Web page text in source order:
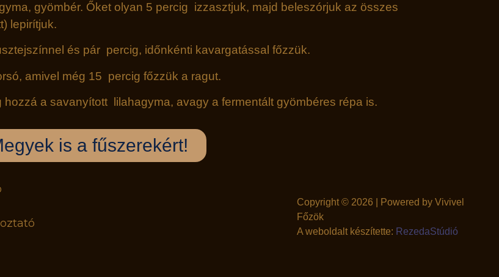
gyömbér. Őket olyan 5 percig izzasztjuk, majd beleszórjuk az összes
lepirítjuk.
és pár percig, időnkénti kavargatással főzzük.
amivel még 15 percig főzzük a ragut.
a savanyított lilahagyma, avagy a fermentált gyömbéres répa is.
is a fűszerekért!
Copyright © 2026 | Powered by Vivivel
Főzök
A weboldalt készítette: RezedaStúdió